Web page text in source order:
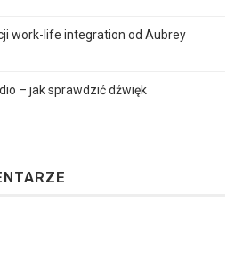
work-life integration od Aubrey
– jak sprawdzić dźwięk